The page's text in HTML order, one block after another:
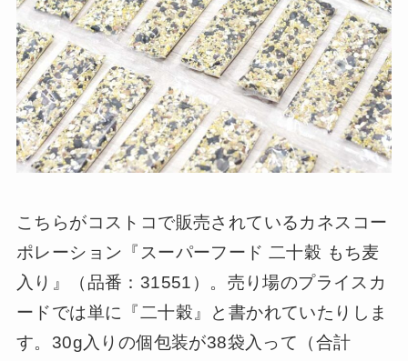
こちらがコストコで販売されているカネスコー
ポレーション『スーパーフード 二十穀 もち麦
入り』（品番：31551）。売り場のプライスカ
ードでは単に『二十穀』と書かれていたりしま
す。30g入りの個包装が38袋入って（合計